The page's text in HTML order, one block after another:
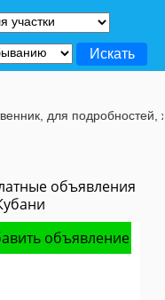
объявления
объявление
для подробностей,